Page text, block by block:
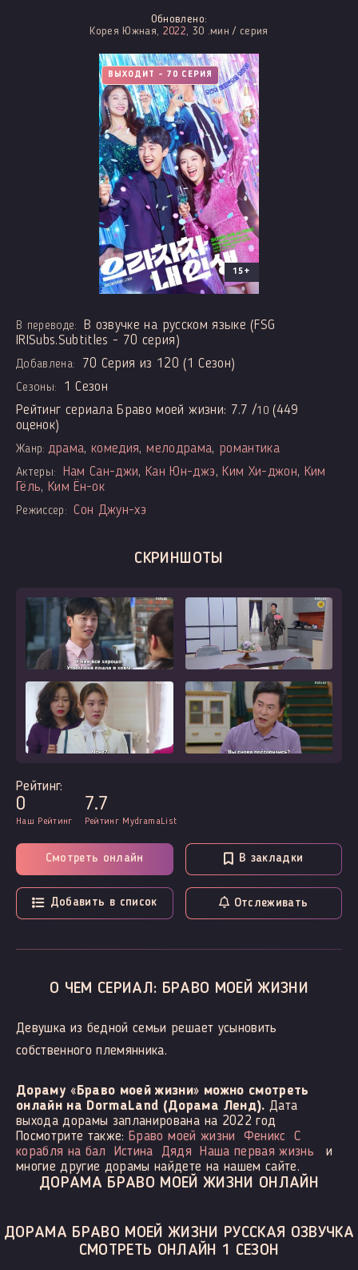
Обновлено:
Корея Южная, 2022 , 30 .мин / серия
ВЫХОДИТ - 70 СЕРИЯ
15+
В переводе:
В озвучке на русском языке (FSG
IRISubs.Subtitles - 70 серия)
Добавлена: 70 Серия из 120 (1 Сезон)
Сезоны:
1 Сезон
Рейтинг сериала Браво моей жизни: 7.7 /10(449
оценок)
Жанр: драма,комедия,мелодрама, романтика
Актеры: Нам Сан-джи, Кан Юн-джэ, Ким Хи-джон, Ким
Гёль, Ким Ён-ок
Режиссер: Сон Джун-хэ
СКРИНШОТЫ
Рейтинг:
0
Наш Рейтинг
7.7
Рейтинг MydramaList
Смотреть онлайн В закладки
Добавить в список Отслеживать
О ЧЕМ СЕРИАЛ: БРАВО МОЕЙ ЖИЗНИ
Девушка из бедной семьи решает усыновить
собственного племянника.
Дораму «Браво моей жизни» можно смотреть
онлайн на DormaLand (Дорама Ленд). Дата
выхода дорамы запланирована на 2022 год
Посмотрите также:Браво моей жизни Феникс
С
корабля на бал
Истина Дядя Наша первая жизнь
и
многие другие дорамы найдете на нашем сайте.
ДОРАМА БРАВО МОЕЙ ЖИЗНИ ОНЛАЙН
ДОРАМА БРАВО МОЕЙ ЖИЗНИ РУССКАЯ ОЗВУЧКА
СМОТРЕТЬ ОНЛАЙН 1 СЕЗОН